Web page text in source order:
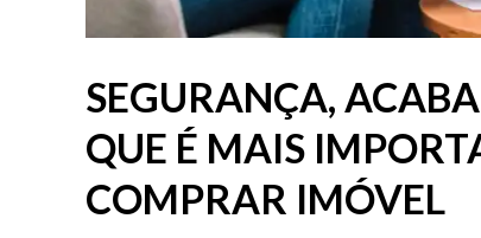
SEGURANÇA,
QUE É MAIS
COMPRAR IMÓVEL